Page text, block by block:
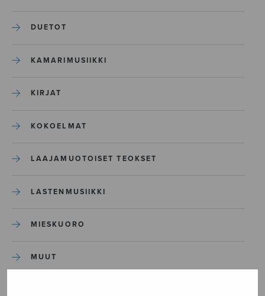
DUETOT
KAMARIMUSIIKKI
KIRJAT
KOKOELMAT
LAAJAMUOTOISET TEOKSET
LASTENMUSIIKKI
MIESKUORO
MUUT